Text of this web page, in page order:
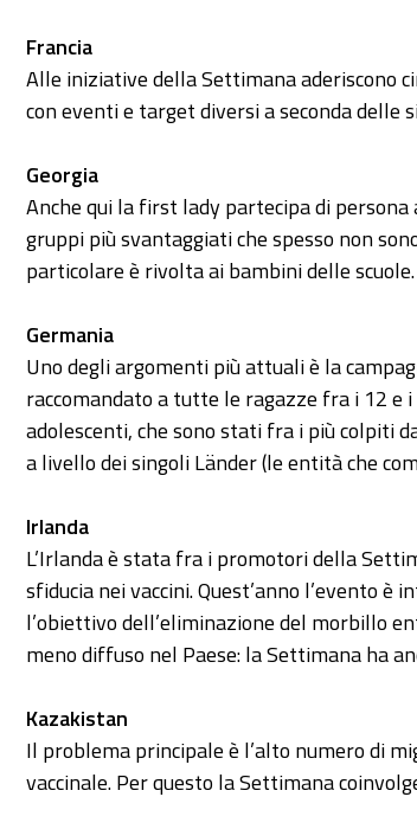
Francia
Alle iniziative della Settimana aderiscono
con eventi e target diversi a seconda delle
Georgia
Anche qui la first lady partecipa di
gruppi più svantaggiati che spesso non
particolare è rivolta ai bambini delle scuole.
Germania
Uno degli argomenti più attuali è la
raccomandato a tutte le ragazze fra i 12 e
adolescenti, che sono stati fra i più colpiti
a livello dei singoli Länder (le entità che
Irlanda
L’Irlanda è stata fra i promotori della
sfiducia nei vaccini. Quest’anno l’evento
l’obiettivo dell’eliminazione del morbillo
meno diffuso nel Paese: la Settimana ha
Kazakistan
Il problema principale è l’alto numero di
vaccinale. Per questo la Settimana